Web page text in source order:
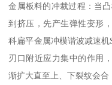
金属板料的冲裁过程：当
到挤压，先产生弹性变形
科扁平金属冲模谐波减速机
刃口附近应力集中的作用
渐扩大直至上、下裂纹会合